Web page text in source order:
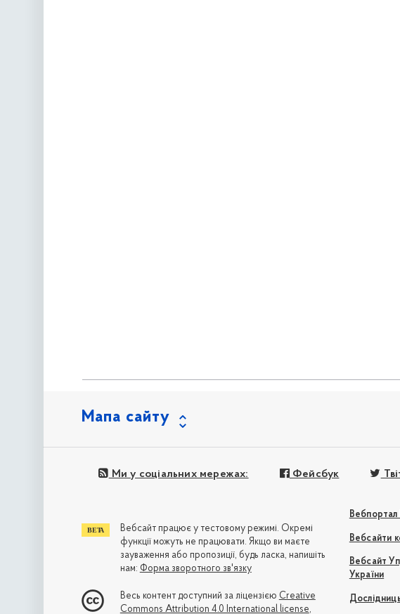
Мапа сайту
Ми у соціальних мережах: Фейсбук
Вебпортал
Вебсайти
Вебсайт
України
Вебсайт працює у тестовому режимі. Окремі
функції можуть не працювати. Якщо ви маєте
зауваження або пропозиції, будь ласка, напишіть
нам: Форма зворотного зв'язку
Весь контент доступний за ліцензією Creative
Commons Attribution 4.0 International license,